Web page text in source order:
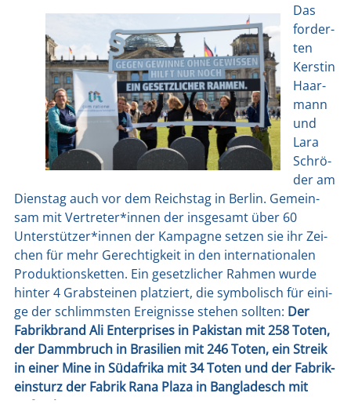
Das
for­der­
ten
Kers­tin
Haar­
mann
und
Lara
Schrö­
der am
Diens­tag auch vor dem Reichs­tag in Ber­lin. Gemein­
sam mit Vertreter*innen der ins­ge­samt über 60
Unterstützer*innen der Kam­pa­gne set­zen sie ihr Zei­
chen für mehr Gerech­tig­keit in den inter­na­tio­na­len
Pro­duk­ti­ons­ket­ten. Ein gesetz­li­cher Rah­men wur­de
hin­ter 4 Grab­stei­nen plat­ziert, die sym­bo­lisch für eini­
ge der schlimms­ten Ereig­nis­se ste­hen soll­ten: Der
Fabrik­brand Ali Enter­pri­ses in Paki­stan mit 258 Toten,
der Damm­bruch in Bra­si­li­en mit 246 Toten, ein Streik
in einer Mine in Süd­afri­ka mit 34 Toten und der Fabrik­
ein­sturz der Fabrik Rana Pla­za in Ban­gla­desch mit
unfass­ba­ren 1134 Toten